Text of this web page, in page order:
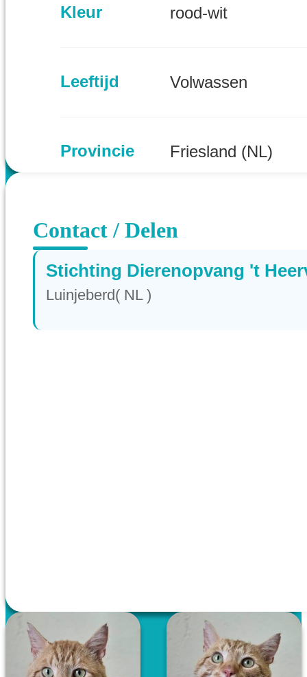
Kleur rood-wit
Leeftijd Volwassen
Provincie Friesland (NL)
Contact / Delen
Stichting Dierenopvang 't
Luinjeberd( NL )